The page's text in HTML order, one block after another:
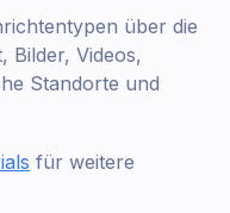
über die
Bilder, Videos,
Standorte und
für weitere